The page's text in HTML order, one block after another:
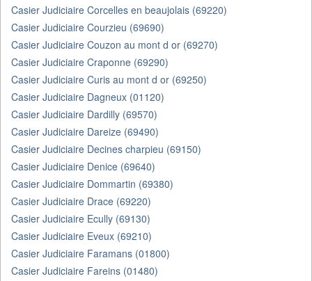
Casier Judiciaire Corcelles en beaujolais (69220)
Casier Judiciaire Courzieu (69690)
Casier Judiciaire Couzon au mont d or (69270)
Casier Judiciaire Craponne (69290)
Casier Judiciaire Curis au mont d or (69250)
Casier Judiciaire Dagneux (01120)
Casier Judiciaire Dardilly (69570)
Casier Judiciaire Dareize (69490)
Casier Judiciaire Decines charpieu (69150)
Casier Judiciaire Denice (69640)
Casier Judiciaire Dommartin (69380)
Casier Judiciaire Drace (69220)
Casier Judiciaire Ecully (69130)
Casier Judiciaire Eveux (69210)
Casier Judiciaire Faramans (01800)
Casier Judiciaire Fareins (01480)